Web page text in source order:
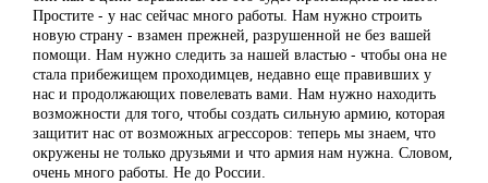
Простите - у нас сейчас много работы. Нам нужно строить
новую страну - взамен прежней, разрушенной не без вашей
помощи. Нам нужно следить за нашей властью - чтобы она не
стала прибежищем проходимцев, недавно еще правивших у
нас и продолжающих повелевать вами. Нам нужно находить
возможности для того, чтобы создать сильную армию, которая
защитит нас от возможных агрессоров: теперь мы знаем, что
окружены не только друзьями и что армия нам нужна. Словом,
очень много работы. Не до России.